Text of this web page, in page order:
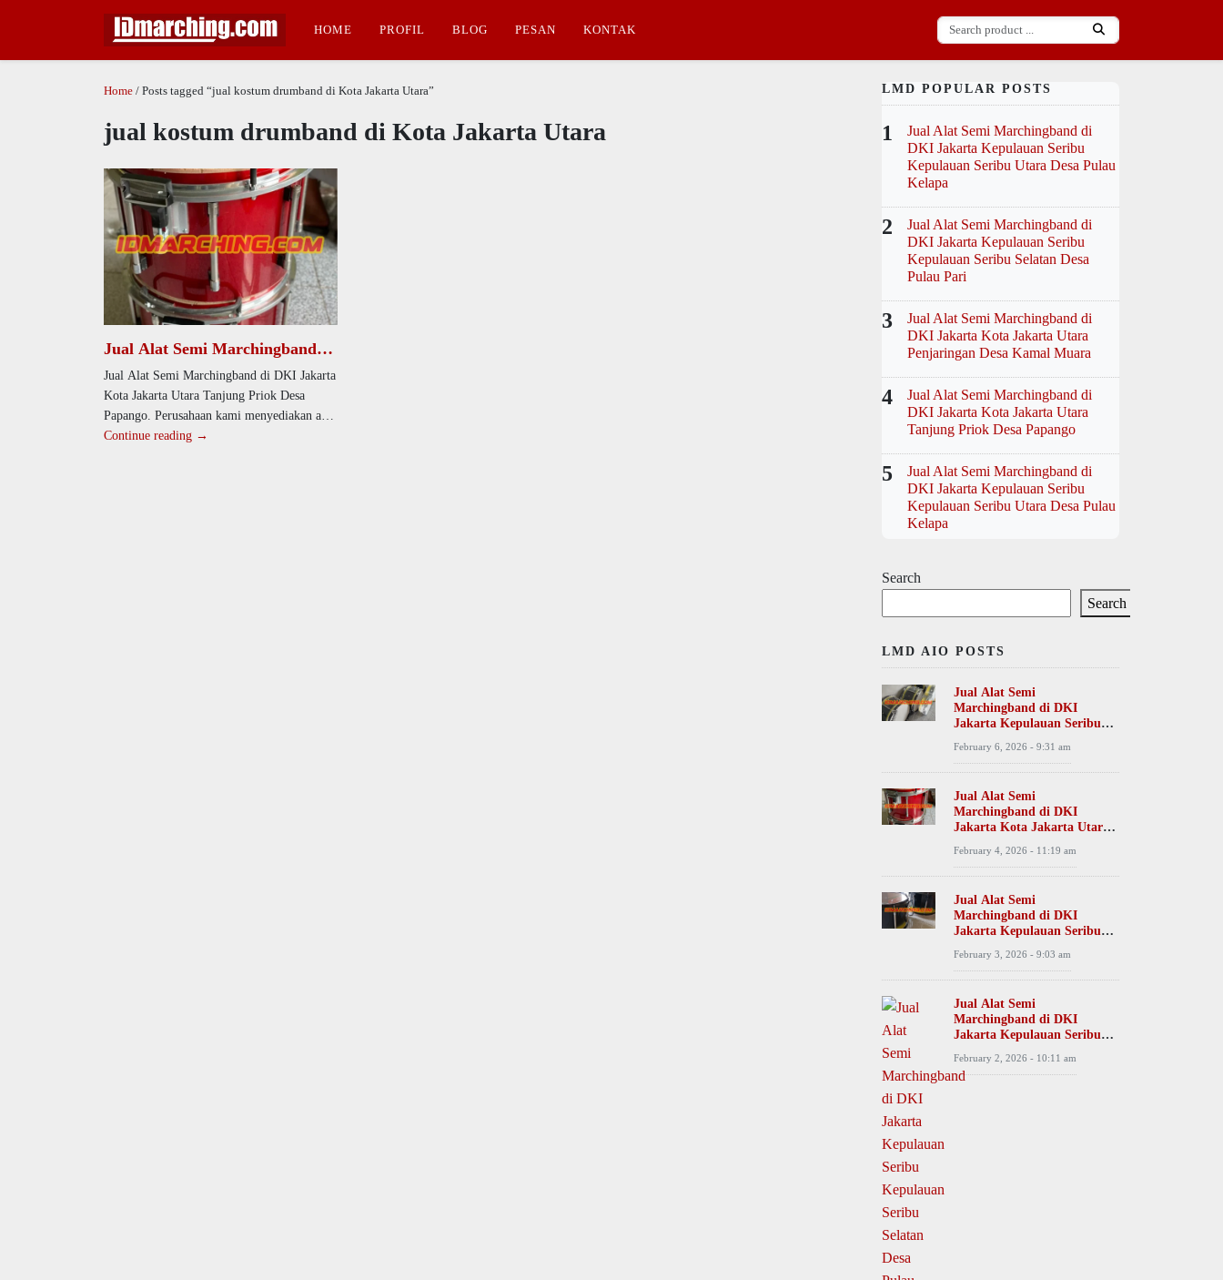
HOME PROFIL BLOG PESAN KONTAK
Home / Posts tagged “jual kostum drumband di Kota Jakarta Utara”
jual kostum drumband di Kota Jakarta Utara
Jual Alat Semi Marchingband di
DKI Jakarta Kota Jakarta Utara
Tanjung Priok Desa Papango
Jual Alat Semi Marchingband di DKI Jakarta
Kota Jakarta Utara Tanjung Priok Desa
Papango. Perusahaan kami menyediakan alat
drumband berkualitas
Continue reading →
LMD POPULAR POSTS
1
Jual Alat Semi Marchingband di
DKI Jakarta Kepulauan Seribu
Kepulauan Seribu Utara Desa Pulau
Kelapa
2
Jual Alat Semi Marchingband di
DKI Jakarta Kepulauan Seribu
Kepulauan Seribu Selatan Desa
Pulau Pari
3
Jual Alat Semi Marchingband di
DKI Jakarta Kota Jakarta Utara
Penjaringan Desa Kamal Muara
4
Jual Alat Semi Marchingband di
DKI Jakarta Kota Jakarta Utara
Tanjung Priok Desa Papango
5
Jual Alat Semi Marchingband di
DKI Jakarta Kepulauan Seribu
Kepulauan Seribu Utara Desa Pulau
Kelapa
Search
Search
LMD AIO POSTS
Jual Alat Semi
Marchingband di DKI
Jakarta Kepulauan Seribu
Desa Pulau Kelapa
February 6, 2026 - 9:31 am
Jual Alat Semi
Marchingband di DKI
Jakarta Kota Jakarta Utara
February 4, 2026 - 11:19 am
Jual Alat Semi
Marchingband di DKI
Jakarta Kepulauan Seribu
Desa Pulau Kelapa
February 3, 2026 - 9:03 am
Jual Alat Semi
Marchingband di DKI
Jakarta Kepulauan Seribu
Desa Pulau Pari
February 2, 2026 - 10:11 am